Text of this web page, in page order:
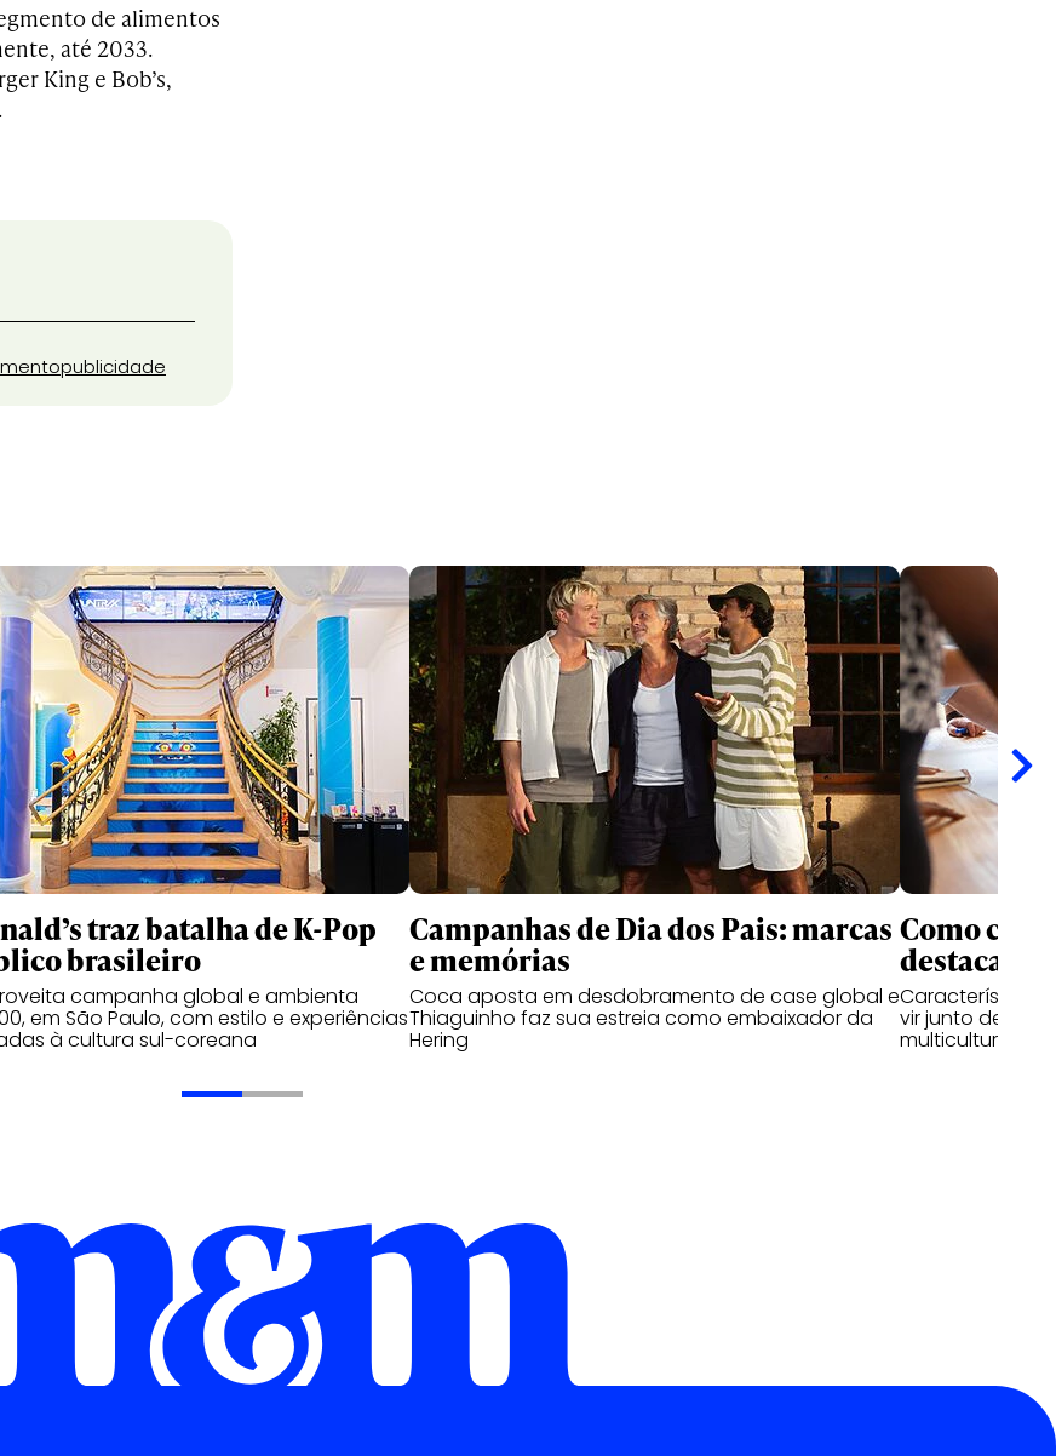
de alimentos
até 2033.
King e Bob’s,
publicidade
traz batalha de K-Pop
brasileiro
campanha global e ambienta
em São Paulo, com estilo e experiências
à cultura sul-coreana
Campanhas de Dia dos Pais: marcas
e memórias
Coca aposta em desdobramento de case global e
Thiaguinho faz sua estreia como embaixador da
Hering
Como
destacam
Características
vir junto de
multiculturais